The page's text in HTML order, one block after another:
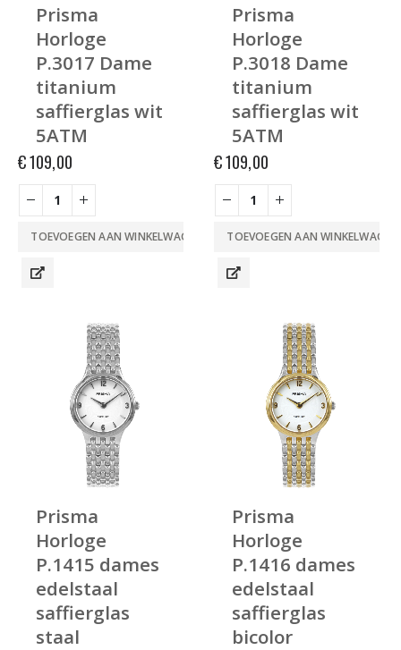
Prisma
Horloge
P.3017 Dame
titanium
saffierglas wit
5ATM
€109,00
TOEVOEGEN AAN WINKELWAGEN
Prisma
Horloge
P.3018 Dame
titanium
saffierglas wit
5ATM
€109,00
TOEVOEGEN AAN WINKELWAGEN
Prisma
Horloge
P.1415 dames
edelstaal
saffierglas
staal
Prisma
Horloge
P.1416 dames
edelstaal
saffierglas
bicolor